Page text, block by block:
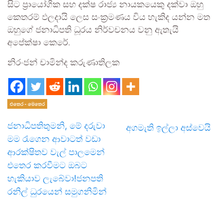
සිට ප්‍රායෝගික සහ දක්ෂ රාජ්‍ය නායකයෙකු දක්වා ඔහු
කෙතරම් ඵලදායි ලෙස සංක්‍රමණය විය හැකිද යන්න මත
ඔහුගේ ජනාධිපති ධූරය නිර්වචනය වනු ඇතැයි
අපේක්ෂා කෙරේ.
නිරංජන් චාමින්ද කරුණාතිලක
එතෙර - මෙතෙර
ජනාධිපතිතුමනි, මේ දරුවා
මම රැගෙන ආවාටත් වඩා
ආරක්ෂිතව වැල් පාලමෙන්
එතෙර කරවීමට ඔබට
හැකියාව ලැබේවා!ජනපති
රනිල් ධුරයෙන් සමුගනිමින්
අගමැති ඉල්ලා අස්වෙයි